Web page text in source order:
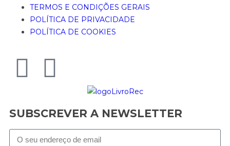
TERMOS E CONDIÇÕES GERAIS
POLÍTICA DE PRIVACIDADE
POLÍTICA DE COOKIES
SUBSCREVER A NEWSLETTER